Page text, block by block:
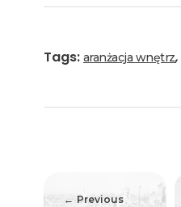
Tags: aranżacja wnętrz,
Previous